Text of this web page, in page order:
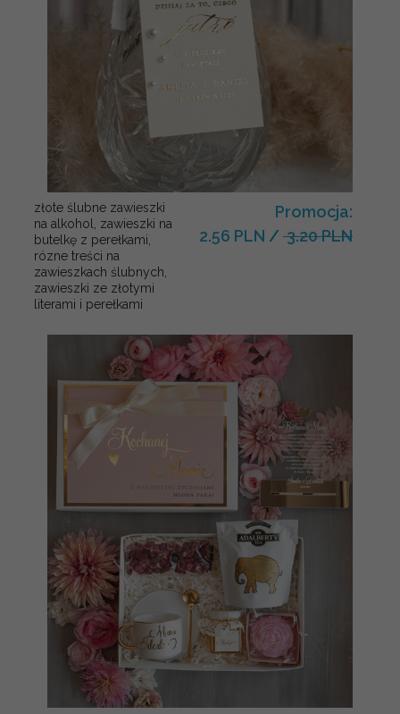
złote ślubne zawieszki
na alkohol, zawieszki na
butelkę z perełkami,
rózne treści na
zawieszkach ślubnych,
zawieszki ze złotymi
literami i perełkami
Promocja:
2.56 PLN / 3.20 PLN